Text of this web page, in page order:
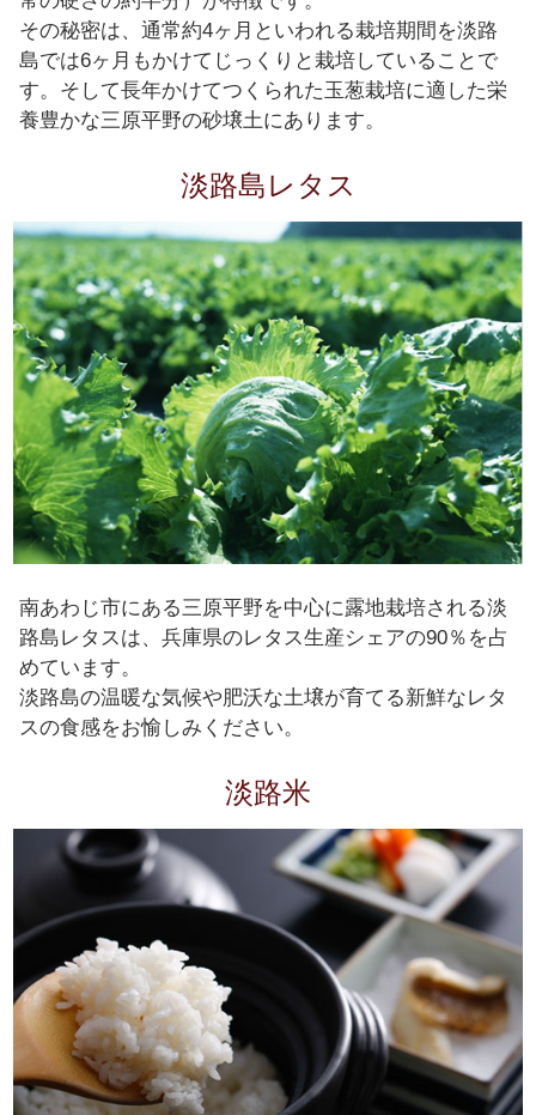
その秘密は、通常約4ヶ月といわれる栽培期間を淡路
島では6ヶ月もかけてじっくりと栽培していることで
す。そして長年かけてつくられた玉葱栽培に適した栄
養豊かな三原平野の砂壌土にあります。
淡路島レタス
南あわじ市にある三原平野を中心に露地栽培される淡
路島レタスは、兵庫県のレタス生産シェアの90％を占
めています。
淡路島の温暖な気候や肥沃な土壌が育てる新鮮なレタ
スの食感をお愉しみください。
淡路米